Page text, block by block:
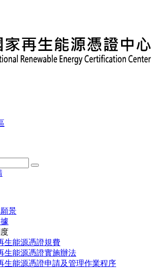
景
生能源憑證規費
生能源憑證實施辦法
生能源憑證申請及管理作業程序